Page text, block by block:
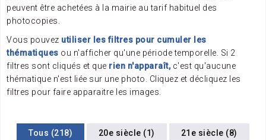
peuvent être achetées à la mairie au tarif habituel des
photocopies.
Vous pouvez utiliser les filtres pour cumuler les
thématiques ou n'afficher qu'une période temporelle. Si 2
filtres sont cliqués et que rien n'apparaît, c'est qu'aucune
thématique n'est liée sur une photo. Cliquez et décliquez les
filtres pour faire apparaitre les images.
Tous (218) 20e siècle (1) 21e siècle (8)